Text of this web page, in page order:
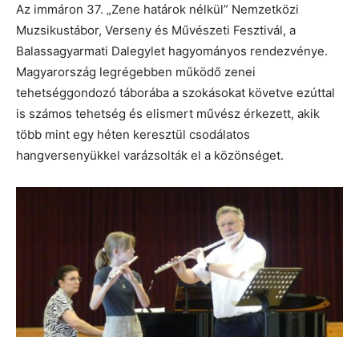
Az immáron 37. „Zene határok nélkül” Nemzetközi
Muzsikustábor, Verseny és Művészeti Fesztivál, a
Balassagyarmati Dalegylet hagyományos rendezvénye.
Magyarország legrégebben működő zenei
tehetséggondozó táborába a szokásokat követve ezúttal
is számos tehetség és elismert művész érkezett, akik
több mint egy héten keresztül csodálatos
hangversenyükkel varázsolták el a közönséget.